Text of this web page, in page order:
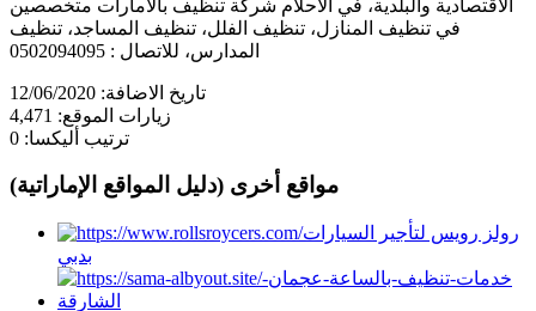
الاقتصادية والبلدية، في الأحلام شركة تنظيف بالامارات متخصصين
في تنظيف المنازل، تنظيف الفلل، تنظيف المساجد، تنظيف
المدارس، للاتصال : 0502094095
تاريخ الاضافة: 12/06/2020
زيارات الموقع: 4,471
ترتيب أليكسا: 0
مواقع أخرى (دليل المواقع الإماراتية)
رولز رويس لتأجير السيارات
بدبي